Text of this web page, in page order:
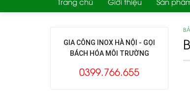
GIA CÔNG INOX HÀ NỘI - GỌI
BÁCH HÓA MÔI TRƯỜNG
0399.766.655